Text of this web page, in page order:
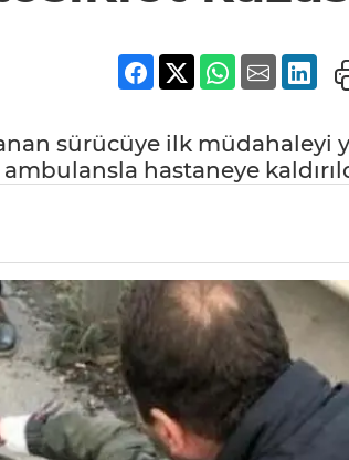
sürücüye ilk müdahaleyi
hastaneye